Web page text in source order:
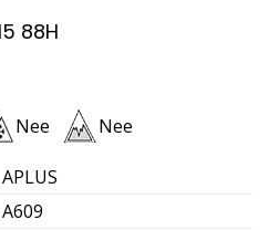
88H
Nee Nee
APLUS
A609